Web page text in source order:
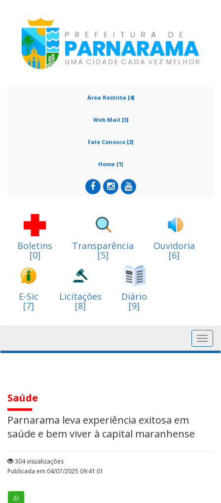
Área Restrita [4]
Web Mail [3]
Fale Conosco [2]
Home [1]
Boletins
[0]
Transparência
[5]
Ouvidoria
[6]
E-Sic
[7]
Licitações
[8]
Diário
[9]
Saúde
Parnarama leva experiência exitosa em
saúde e bem viver à capital maranhense
304 visualizações
Publicada em 04/07/2025 09:41:01